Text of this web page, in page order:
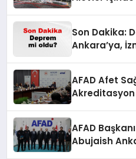
Son Dakika:
Ankara’ya,
AFAD Afet
Akreditasyon
AFAD
Abujaish